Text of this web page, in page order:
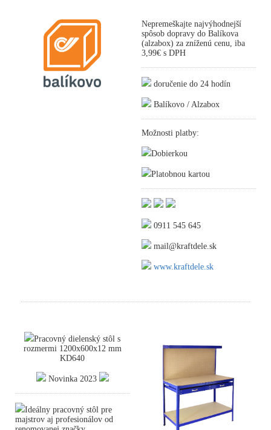
Nepremeškajte najvýhodnejší
spôsob dopravy do Balíkova
(alzabox) za zníženú cenu, iba
3,99€ s DPH
doručenie do 24 hodín
Balíkovo / Alzabox
Možnosti platby:
Dobierkou
Platobnou kartou
0911 545 645
mail@kraftdele.sk
www.kraftdele.sk
Pracovný dielenský stôl s
rozmermi 1200x600x12 mm
KD640
Novinka 2023
Ideálny pracovný stôl pre
majstrov aj profesionálov od